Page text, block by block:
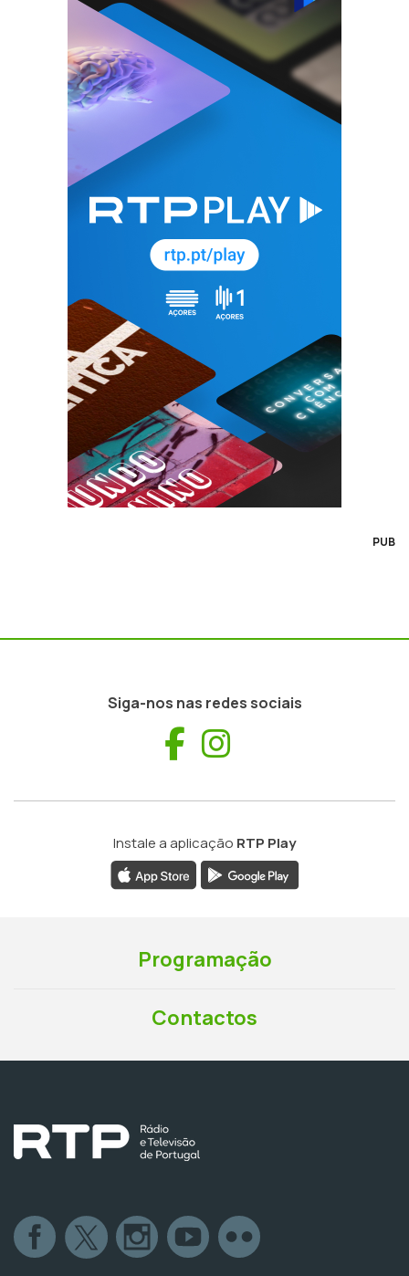
PUB
Siga-nos nas redes sociais
Facebook
Instale a aplicação RTP Play
Programação
Contactos